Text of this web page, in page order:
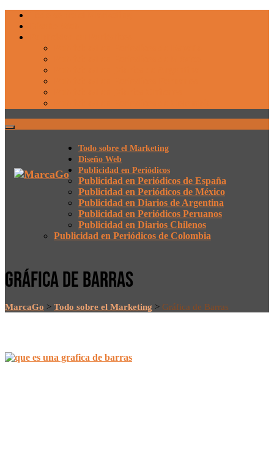
Todo sobre el Marketing
Diseño Web
Publicidad en Periódicos
Publicidad en Periódicos de España
Publicidad en Periódicos de México
Publicidad en Diarios de Argentina
Publicidad en Periódicos Peruanos
Publicidad en Diarios Chilenos
Publicidad en Periódicos de Colombia
GRÁFICA DE BARRAS
MarcaGo > Todo sobre el Marketing > Gráfica de Barras